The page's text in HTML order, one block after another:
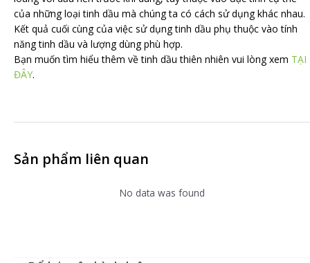
của những loại tinh dầu mà chúng ta có cách sử dụng khác nhau.
Kết quả cuối cùng của việc sử dụng tinh dầu phụ thuộc vào tính
năng tinh dầu và lượng dùng phù hợp.
Bạn muốn tìm hiểu thêm về tinh dầu thiên nhiên vui lòng xem TẠI
ĐÂY.
Sản phẩm liên quan
No data was found